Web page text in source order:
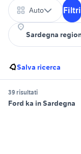
Auto Filtri
Salva ricerca
39 risultati
Ford ka in Sardegna